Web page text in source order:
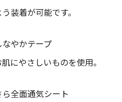
装着が可能です。
なやかテープ
にやさしいものを使用。
全面通気シート